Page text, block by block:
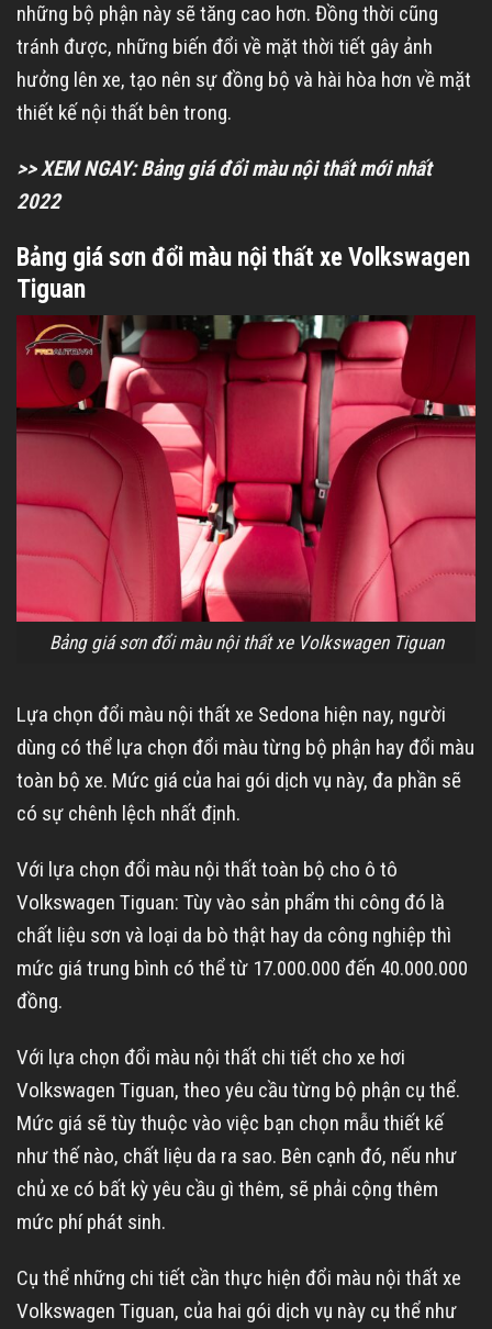
những bộ phận này sẽ tăng cao hơn. Đồng thời cũng
tránh được, những biến đổi về mặt thời tiết gây ảnh
hưởng lên xe, tạo nên sự đồng bộ và hài hòa hơn về mặt
thiết kế nội thất bên trong.
>> XEM NGAY:Bảng giá đổi màu nội thất mới nhất
2022
Bảng giá sơn đổi màu nội thất xe Volkswagen
Tiguan
Bảng giá sơn đổi màu nội thất xe Volkswagen Tiguan
Lựa chọn đổi màu nội thất xe Sedona hiện nay, người
dùng có thể lựa chọn đổi màu từng bộ phận hay đổi màu
toàn bộ xe. Mức giá của hai gói dịch vụ này, đa phần sẽ
có sự chênh lệch nhất định.
Với lựa chọn đổi màu nội thất toàn bộ cho ô tô
Volkswagen Tiguan: Tùy vào sản phẩm thi công đó là
chất liệu sơn và loại da bò thật hay da công nghiệp thì
mức giá trung bình có thể từ 17.000.000 đến 40.000.000
đồng.
Với lựa chọn đổi màu nội thất chi tiết cho xe hơi
Volkswagen Tiguan, theo yêu cầu từng bộ phận cụ thể.
Mức giá sẽ tùy thuộc vào việc bạn chọn mẫu thiết kế
như thế nào, chất liệu da ra sao. Bên cạnh đó, nếu như
chủ xe có bất kỳ yêu cầu gì thêm, sẽ phải cộng thêm
mức phí phát sinh.
Cụ thể những chi tiết cần thực hiện đổi màu nội thất xe
Volkswagen Tiguan, của hai gói dịch vụ này cụ thể như